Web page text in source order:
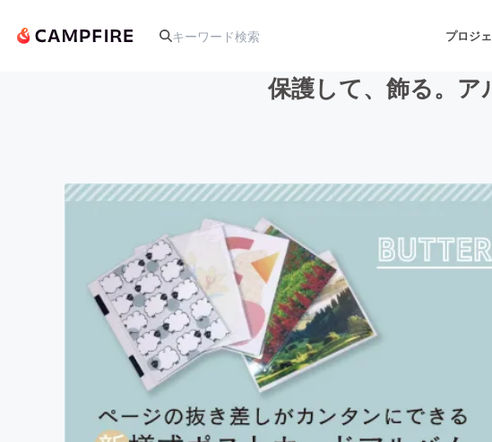
プロジ
アート・写真
テクノロジー・ガジェット ゲーム・サ
映像・映画
ビジネス・起業
まちづくり・地域活性化
保護して、飾る。ア